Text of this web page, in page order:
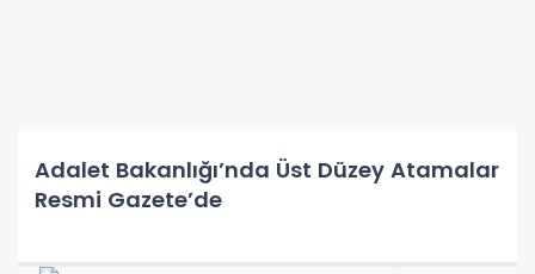
Adalet Bakanlığı’nda Üst Düzey Atamalar
Resmi Gazete’de